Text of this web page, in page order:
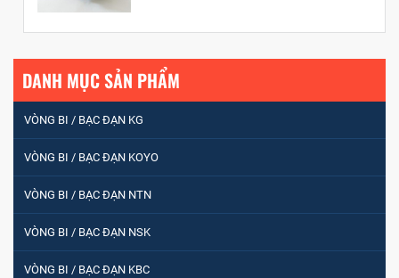
DANH MỤC SẢN PHẨM
VÒNG BI / BẠC ĐẠN KG
VÒNG BI / BẠC ĐẠN KOYO
VÒNG BI / BẠC ĐẠN NTN
VÒNG BI / BẠC ĐẠN NSK
VÒNG BI / BẠC ĐẠN KBC